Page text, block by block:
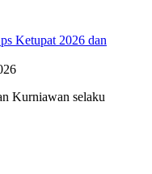
Ketupat 2026 dan
Kurniawan selaku